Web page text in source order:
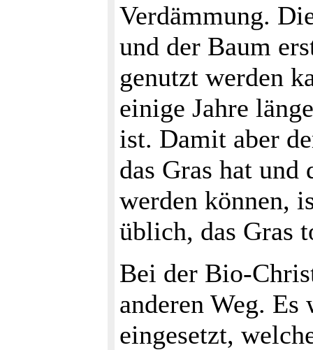
Verdämmung.
und der Baum
genutzt werden
einige Jahre
ist. Damit aber
das Gras hat
werden können,
üblich, das Gras
Bei der Bio-
anderen Weg. Es
eingesetzt,